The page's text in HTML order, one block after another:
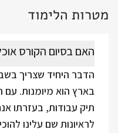
מטרות הלימוד
האם בסיום הקורס
הדבר היחיד שצריך
בארץ הוא מיומנות. עם
תיק עבודות, בעזרתו
לראיונות שם עלינו